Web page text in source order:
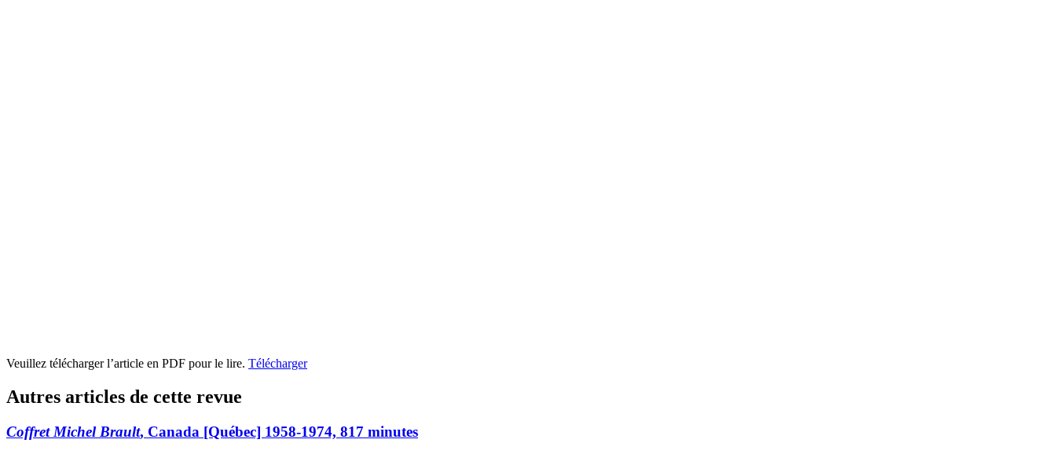
Veuillez télécharger l’article en PDF pour le lire. Télécharger
Autres articles de cette revue
Coffret Michel Brault, Canada [Québec] 1958-1974, 817 minutes